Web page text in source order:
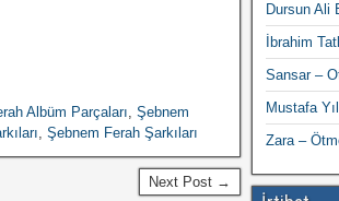
Albüm Parçaları, Şebnem
, Şebnem Ferah Şarkıları
Next Post →
Dursun Ali
İbrahim
Sansar –
Mustafa
Zara –